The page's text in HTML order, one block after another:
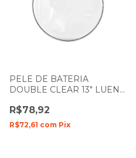
PELE DE BATERIA
DOUBLE CLEAR 13" LUEN
DUPLO
R$78,92
R$72,61 com Pix